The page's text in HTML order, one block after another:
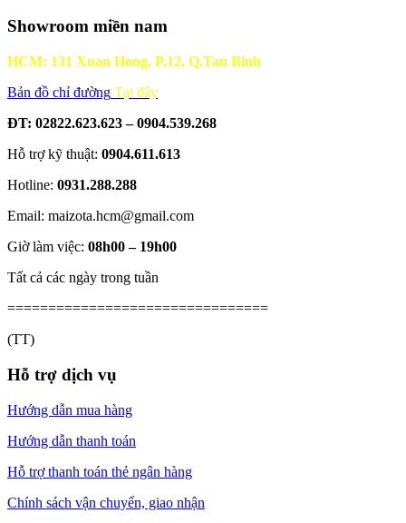
Showroom miền nam
HCM: 131 Xuan Hong, P.12, Q.Tan Binh
Bản đồ chỉ đường Tại đây
ĐT: 02822.623.623 – 0904.539.268
Hỗ trợ kỹ thuật: 0904.611.613
Hotline: 0931.288.288
Email: maizota.hcm@gmail.com
Giờ làm việc: 08h00 – 19h00
Tất cả các ngày trong tuần
================================
(TT)
Hỗ trợ dịch vụ
Hướng dẫn mua hàng
Hướng dẫn thanh toán
Hỗ trợ thanh toán thẻ ngân hàng
Chính sách vận chuyển, giao nhận